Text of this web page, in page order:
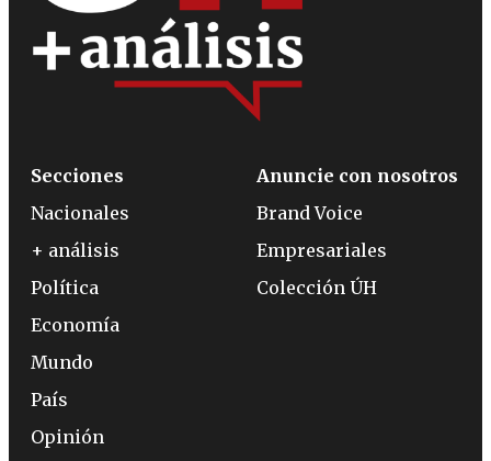
Secciones
Nacionales
+ análisis
Política
Economía
Mundo
País
Opinión
Anuncie con nosotros
Brand Voice
Empresariales
Colección ÚH